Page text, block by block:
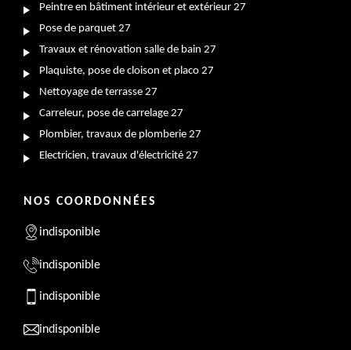
Peintre en bâtiment intérieur et extérieur 27
Pose de parquet 27
Travaux et rénovation salle de bain 27
Plaquiste, pose de cloison et placo 27
Nettoyage de terrasse 27
Carreleur, pose de carrelage 27
Plombier, travaux de plomberie 27
Electricien, travaux d'électricité 27
NOS COORDONNÉES
indisponible
indisponible
indisponible
indisponible